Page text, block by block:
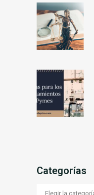
Categorías
Categorías